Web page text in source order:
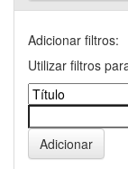
Adicionar filtros:
Utilizar filtros